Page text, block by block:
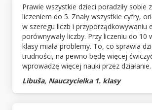
Prawie wszystkie dzieci poradziły sobie
liczeniem do 5. Znały wszystkie cyfry,
w szeregu liczb i przyporządkowywaniu
porównywały liczby. Przy liczeniu do 10
klasy miała problemy. To, co sprawia
trudności, na pewno będę więcej
wprowadzę więcej nauki przez działanie.
Libuša, Nauczycielka 1. klasy